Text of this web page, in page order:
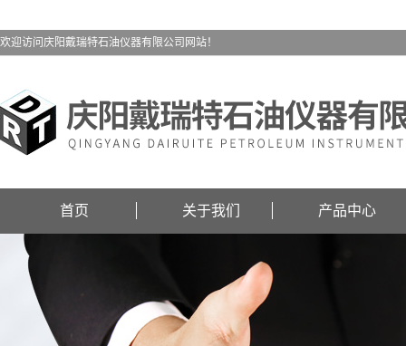
欢迎访问庆阳戴瑞特石油仪器有限公司网站！
首页 关于我们 产品中心